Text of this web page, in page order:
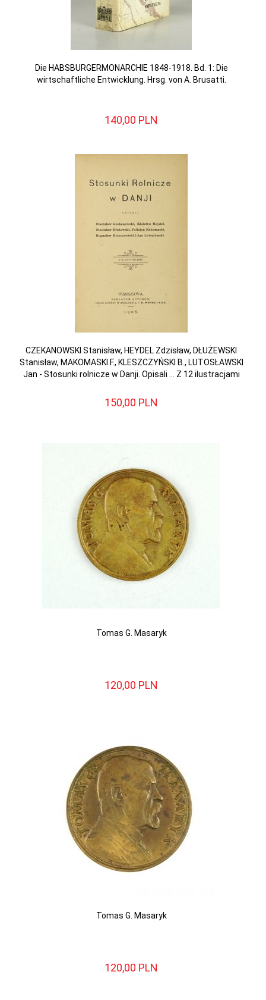
Die HABSBURGERMONARCHIE 1848-1918. Bd. 1: Die
wirtschaftliche Entwicklung. Hrsg. von A. Brusatti.
140,00 PLN
CZEKANOWSKI Stanisław, HEYDEL Zdzisław, DŁUŻEWSKI
Stanisław, MAKOMASKI F., KLESZCZYŃSKI B., LUTOSŁAWSKI
Jan - Stosunki rolnicze w Danji. Opisali ... Z 12 ilustracjami
150,00 PLN
Tomas G. Masaryk
120,00 PLN
Tomas G. Masaryk
120,00 PLN